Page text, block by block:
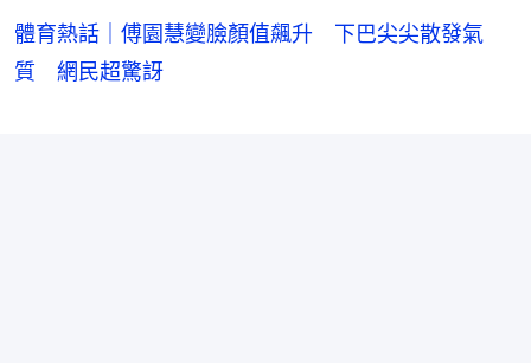
體育熱話｜傅園慧變臉顏值飆升 下巴尖尖散發氣
質 網民超驚訝